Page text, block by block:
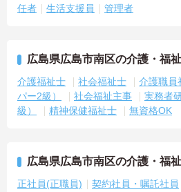
任者
生活支援員 管理者
広島県広島市南区の介護・福
介護福祉士 社会福祉士
介護職員
パー2級）
社会福祉主事
実務者
級）
精神保健福祉士 無資格OK
広島県広島市南区の介護・福
正社員(正職員) 契約社員・嘱託社員